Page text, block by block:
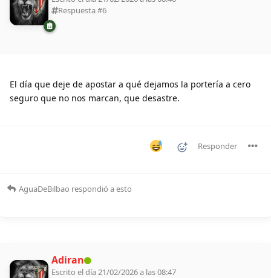
Respuesta #6
El día que deje de apostar a qué dejamos la portería a cero
seguro que no nos marcan, que desastre.
Responder
AguaDeBilbao respondió a esto
Adiran
Escrito el día 21/02/2026 a las 08:47